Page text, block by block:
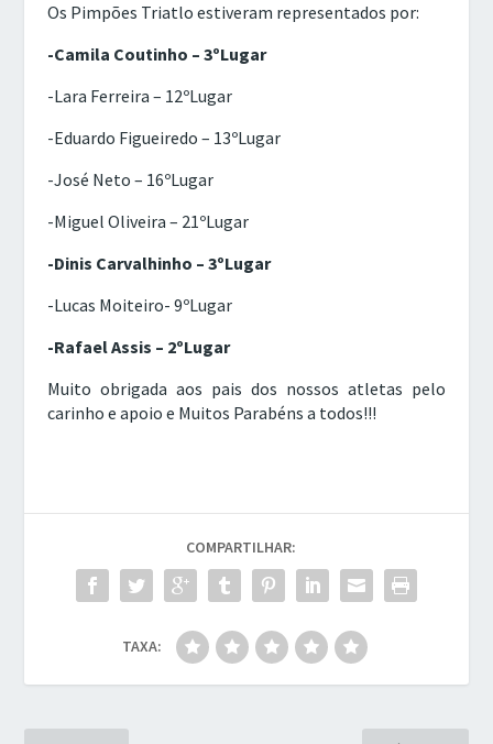
Os Pimpões Triatlo estiveram representados por:
-Camila Coutinho – 3ºLugar
-Lara Ferreira – 12ºLugar
-Eduardo Figueiredo – 13ºLugar
-José Neto – 16ºLugar
-Miguel Oliveira – 21ºLugar
-Dinis Carvalhinho – 3ºLugar
-Lucas Moiteiro- 9ºLugar
-Rafael Assis – 2ºLugar
Muito obrigada aos pais dos nossos atletas pelo
carinho e apoio e Muitos Parabéns a todos!!!
COMPARTILHAR:
TAXA: